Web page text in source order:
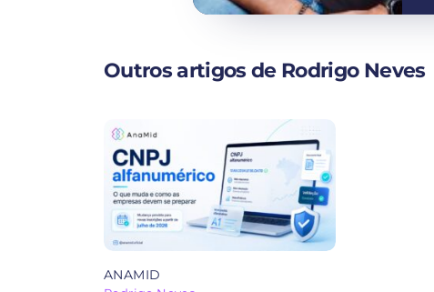
Outros artigos de Rodrigo Neves
ANAMID